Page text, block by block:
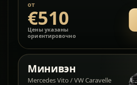
от
€510
Цены указаны
ориентировочно
Минивэн
Mercedes Vito / VW Caravelle